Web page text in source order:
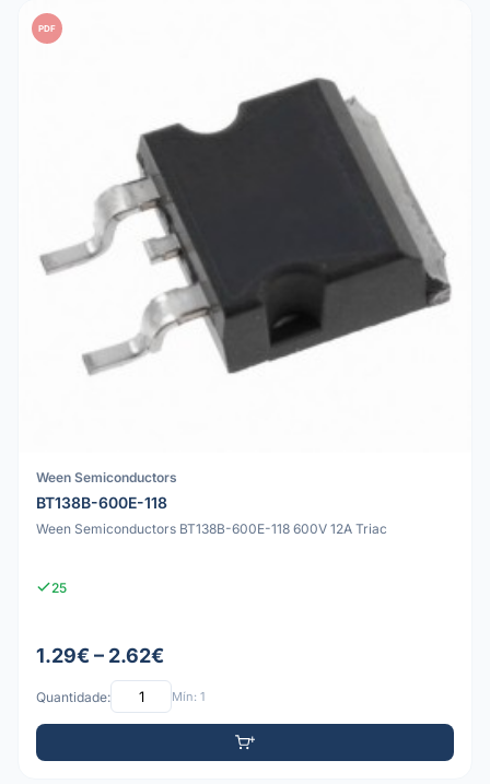
PDF
Ween Semiconductors
BT138B-600E-118
Ween Semiconductors BT138B-600E-118 600V 12A Triac
25
1.29€ – 2.62€
Quantidade: Mín: 1